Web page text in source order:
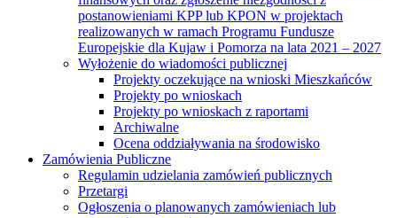
postanowieniami KPP lub KPON w projektach
realizowanych w ramach Programu Fundusze
Europejskie dla Kujaw i Pomorza na lata 2021 – 2027
Wyłożenie do wiadomości publicznej
Projekty oczekujące na wnioski Mieszkańców
Projekty po wnioskach
Projekty po wnioskach z raportami
Archiwalne
Ocena oddziaływania na środowisko
Zamówienia Publiczne
Regulamin udzielania zamówień publicznych
Przetargi
Ogłoszenia o planowanych zamówieniach lub